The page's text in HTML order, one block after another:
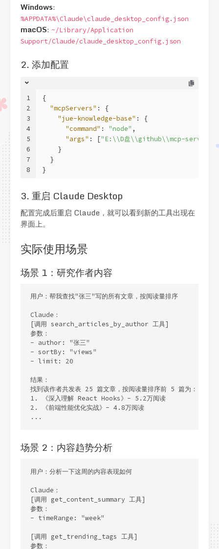
Windows:
%APPDATA%\Claude\claude_desktop_config.json
macOS: ~/Library/Application
Support/Claude/claude_desktop_config.json
2. 添加配置
1
2
3
4
5
6
7
8
{
"mcpServers" : {
"jue-knowledge-base" : {
"command" : "node" ,
"args" : ["E:\\D盘\\github\\mcp-
    }
  }
}
3. 重启 Claude Desktop
配置完成后重启 Claude，就可以看到新的工具出现在
界面上。
实际使用场景
场景 1：研究作者内容
用户：帮我查找"张三"写的所有文章，按阅读量排序
Claude：
[调用 search_articles_by_author 工具]
参数：
- author: "张三"
- sortBy: "views"
- limit: 20
结果：
找到该作者共发表 25 篇文章，按阅读量排序前 5 篇为：
1. 《深入理解 React Hooks》- 5.2万阅读
2. 《前端性能优化实战》- 4.8万阅读
...
场景 2：内容趋势分析
用户：分析一下这周的内容表现如何
Claude：
[调用 get_content_summary 工具]
参数：
- timeRange: "week"
[调用 get_trending_tags 工具]
参数：